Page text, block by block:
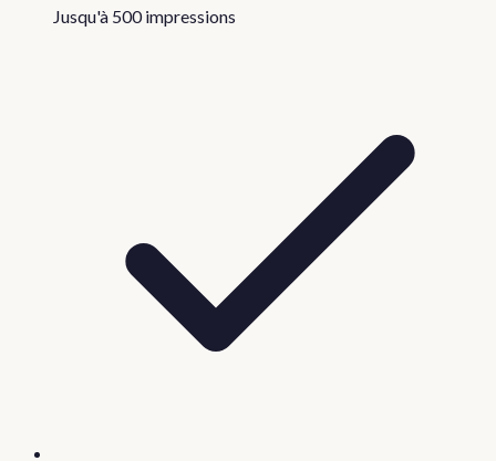
Jusqu'à 500 impressions